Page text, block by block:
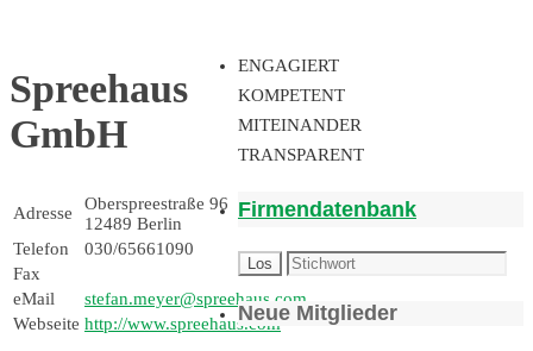
Spreehaus
GmbH
Adresse
Oberspreestraße 96
12489 Berlin
Telefon
030/65661090
Fax
eMail
stefan.meyer@spreehaus.com
Webseite http://www.spreehaus.com
ENGAGIERT
KOMPETENT
MITEINANDER
TRANSPARENT
Firmendatenbank
Neue Mitglieder